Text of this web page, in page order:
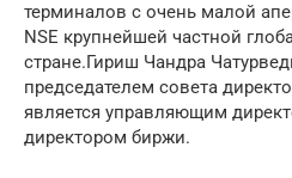
терминалов с очень малой
NSE крупнейшей частной
стране.Гириш Чандра
председателем совета
является управляющим
директором биржи.